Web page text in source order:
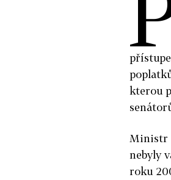
kterou
Ministr
nebyly
roku